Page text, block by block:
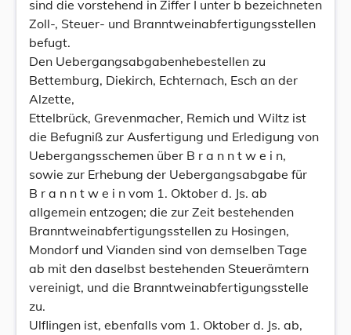
sind die vorstehend in Ziffer I unter b bezeichneten
Zoll-, Steuer- und Branntweinabfertigungsstellen
befugt.
Den Uebergangsabgabenhebestellen zu
Bettemburg, Diekirch, Echternach, Esch an der
Alzette,
Ettelbrück, Grevenmacher, Remich und Wiltz ist
die Befugniß zur Ausfertigung und Erledigung von
Uebergangsschemen über B r a n n t w e i n,
sowie zur Erhebung der Uebergangsabgabe für
B r a n n t w e i n vom 1. Oktober d. Js. ab
allgemein entzogen; die zur Zeit bestehenden
Branntweinabfertigungsstellen zu Hosingen,
Mondorf und Vianden sind von demselben Tage
ab mit den daselbst bestehenden Steuerämtern
vereinigt, und die Branntweinabfertigungsstelle
zu.
Ulflingen ist, ebenfalls vom 1. Oktober d. Js. ab,